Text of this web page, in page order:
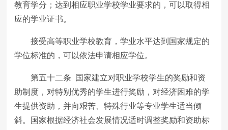
教育学分；达到相应职业学校学业要求的，可以取得相
应的学业证书。
接受高等职业学校教育，学业水平达到国家规定的
学位标准的，可以依法申请相应学位。
第五十二条 国家建立对职业学校学生的奖励和资
助制度，对特别优秀的学生进行奖励，对经济困难的学
生提供资助，并向艰苦、特殊行业等专业学生适当倾
斜。国家根据经济社会发展情况适时调整奖励和资助标